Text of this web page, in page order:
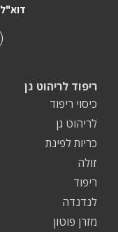
| דוא"ל
ריפוד לריהוט גן
כיסוי ריפוד
לריהוט גן
כריות לפינת
זולה
ריפוד
לנדנדה
מזרן פוטון